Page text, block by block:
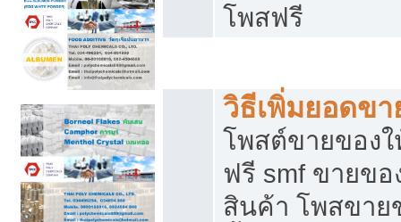
โพสฟรี
วิธีเพิ่มยอดข
โพสต์ขายของ
ฟรี smf ขายข
สินค้า โพสขาย